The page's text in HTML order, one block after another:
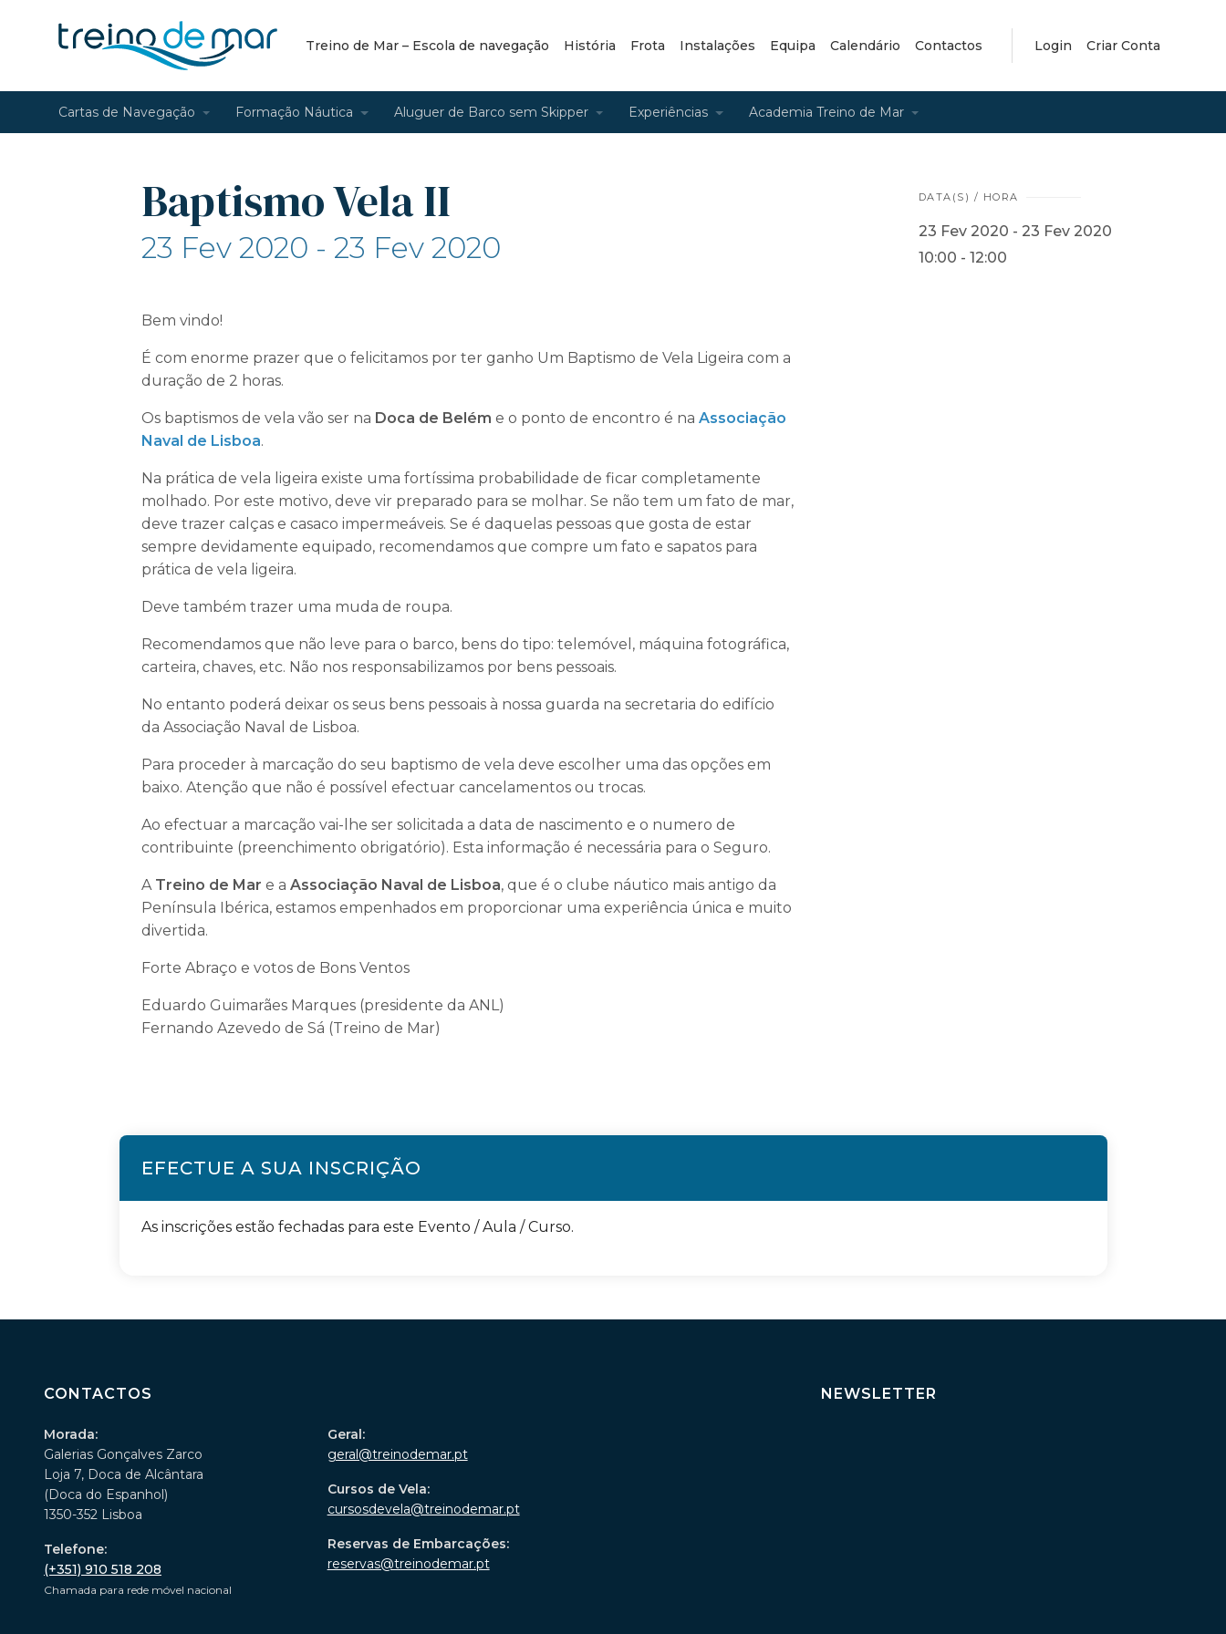
Treino de Mar – Escola de navegação História Frota Instalações Equipa Calendário Contactos Login Criar Conta
Cartas de Navegação Formação Náutica Aluguer de Barco sem Skipper Experiências Academia Treino de Mar
Baptismo Vela II
23 Fev 2020 - 23 Fev 2020
Bem vindo!
É com enorme prazer que o felicitamos por ter ganho Um Baptismo de Vela Ligeira com a
duração de 2 horas.
Os baptismos de vela vão ser na Doca de Belém e o ponto de encontro é na Associação
Naval de Lisboa.
Na prática de vela ligeira existe uma fortíssima probabilidade de ficar completamente
molhado. Por este motivo, deve vir preparado para se molhar. Se não tem um fato de mar,
deve trazer calças e casaco impermeáveis. Se é daquelas pessoas que gosta de estar
sempre devidamente equipado, recomendamos que compre um fato e sapatos para
prática de vela ligeira.
Deve também trazer uma muda de roupa.
Recomendamos que não leve para o barco, bens do tipo: telemóvel, máquina fotográfica,
carteira, chaves, etc. Não nos responsabilizamos por bens pessoais.
No entanto poderá deixar os seus bens pessoais à nossa guarda na secretaria do edifício
da Associação Naval de Lisboa.
Para proceder à marcação do seu baptismo de vela deve escolher uma das opções em
baixo. Atenção que não é possível efectuar cancelamentos ou trocas.
Ao efectuar a marcação vai-lhe ser solicitada a data de nascimento e o numero de
contribuinte (preenchimento obrigatório). Esta informação é necessária para o Seguro.
A Treino de Mar e a Associação Naval de Lisboa, que é o clube náutico mais antigo da
Península Ibérica, estamos empenhados em proporcionar uma experiência única e muito
divertida.
Forte Abraço e votos de Bons Ventos
Eduardo Guimarães Marques (presidente da ANL)
Fernando Azevedo de Sá (Treino de Mar)
DATA(S) / HORA
23 Fev 2020 - 23 Fev 2020
10:00 - 12:00
EFECTUE A SUA INSCRIÇÃO
As inscrições estão fechadas para este Evento / Aula / Curso.
CONTACTOS
Morada:
Galerias Gonçalves Zarco
Loja 7, Doca de Alcântara
(Doca do Espanhol)
1350-352 Lisboa
Telefone:
(+351) 910 518 208
Chamada para rede móvel nacional
Geral:
geral@treinodemar.pt
Cursos de Vela:
cursosdevela@treinodemar.pt
Reservas de Embarcações:
reservas@treinodemar.pt
NEWSLETTER